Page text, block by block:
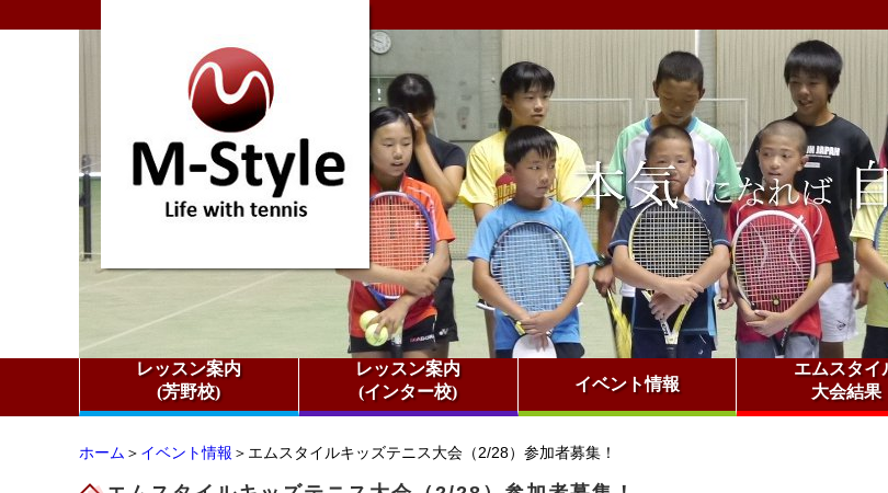
レッスン案内
(芳野校)
レッスン案内
(インター校)
イベント情報
エムスタイ
大会結果
ホーム ＞ イベント情報 ＞エムスタイルキッズテニス大会（2/28）参加者募集！